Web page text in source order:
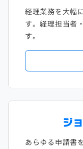
経理業務を大幅
す。経理担当者
す。
あらゆる申請書